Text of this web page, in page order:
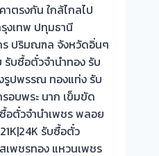
าตรงกัน ใกล้ไกลไป
งเทพ ปทุมธานี
ปริมณฑล จังหวัดอิ่นๆ
บซื้อตั๋วจำนำทอง รับ
รูปพรรณ ทองแท่ง รับ
อบพระ นาก เข็มขัด
อตั๋วจำนำเพชร พลอย
รับซื้อตั๋ว
เพชรทอง แหวนเพชร